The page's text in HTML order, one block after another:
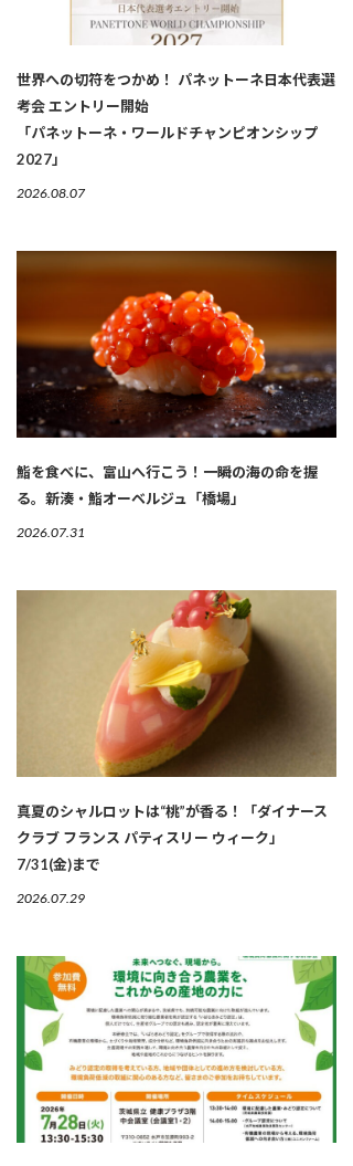
世界への切符をつかめ！ パネットーネ日本代表選
考会 エントリー開始
「パネットーネ・ワールドチャンピオンシップ
2027」
2026.08.07
鮨を食べに、富山へ行こう！一瞬の海の命を握
る。新湊・鮨オーベルジュ「橋場」
2026.07.31
真夏のシャルロットは“桃”が香る！「ダイナース
クラブ フランス パティスリー ウィーク」
7/31(金)まで
2026.07.29